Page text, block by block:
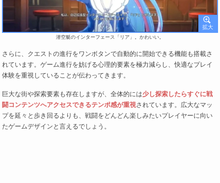
潜空艇のインターフェース「リア」。かわいい。
さらに、クエストの進行をワンボタンで自動的に開始できる機能も搭載さ
れています。ゲーム進行を妨げる心理的要素を極力減らし、快適なプレイ
体験を重視していることが伝わってきます。
巨大な街や探索要素も存在しますが、全体的には少し探索したらすぐに戦
闘コンテンツへアクセスできるテンポ感が重視されています。広大なマッ
プを延々と歩き回るよりも、戦闘をどんどん楽しみたいプレイヤーに向い
たゲームデザインと言えるでしょう。